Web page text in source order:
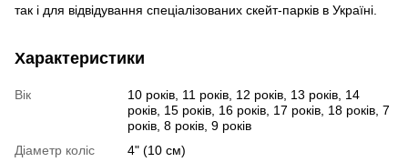
так і для відвідування спеціалізованих скейт-парків в Україні.
Характеристики
Вік
10 років, 11 років, 12 років, 13 років, 14
років, 15 років, 16 років, 17 років, 18 років, 7
років, 8 років, 9 років
Діаметр коліс
4" (10 см)